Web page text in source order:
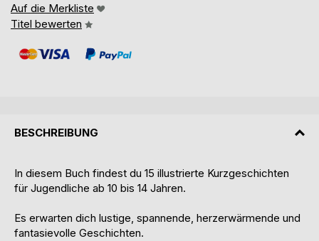
Auf die Merkliste
Titel bewerten
BESCHREIBUNG
In diesem Buch findest du 15 illustrierte Kurzgeschichten
für Jugendliche ab 10 bis 14 Jahren.
Es erwarten dich lustige, spannende, herzerwärmende und
fantasievolle Geschichten.